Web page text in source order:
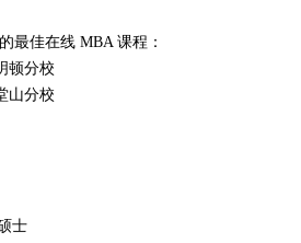
最佳在线 MBA 课程：
顿分校
山分校
士